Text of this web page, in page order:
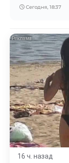
Сегодня, 18:37
16 ч. назад